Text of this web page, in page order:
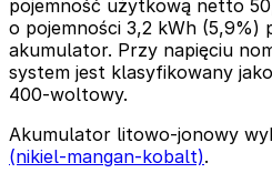
pojemność użytkową netto
o pojemności 3,2 kWh (5,9%)
akumulator. Przy napięciu
system jest klasyfikowany
400-woltowy.
Akumulator litowo-jonowy
(nikiel-mangan-kobalt).